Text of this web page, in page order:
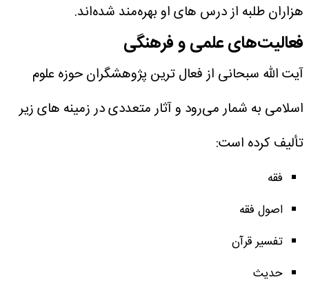
هزاران طلبه از درس های او بهره‌مند شده‌اند.
فعالیت‌های علمی و فرهنگی
آیت الله سبحانی از فعال ترین پژوهشگران حوزه علوم
اسلامی به شمار می‌رود و آثار متعددی در زمینه های زیر
تألیف کرده است:
فقه
اصول فقه
تفسیر قرآن
حدیث